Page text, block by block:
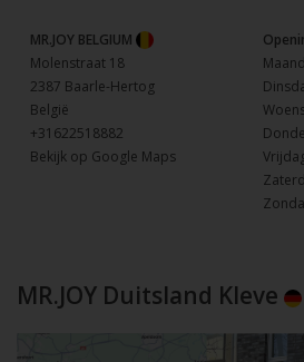
MR.JOY BELGIUM
Molenstraat 18
2387 Baarle-Hertog
België
+31622518882
Bekijk op Google Maps
MR.JOY Duitsland Kleve